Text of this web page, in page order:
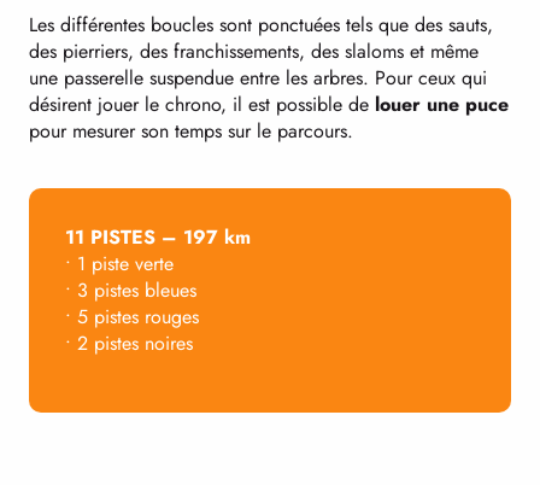
Les différentes boucles sont ponctuées tels que des sauts,
des pierriers, des franchissements, des slaloms et même
une passerelle suspendue entre les arbres. Pour ceux qui
désirent jouer le chrono, il est possible de louer une puce
pour mesurer son temps sur le parcours.
11 PISTES – 197 km
• 1 piste verte
• 3 pistes bleues
• 5 pistes rouges
• 2 pistes noires